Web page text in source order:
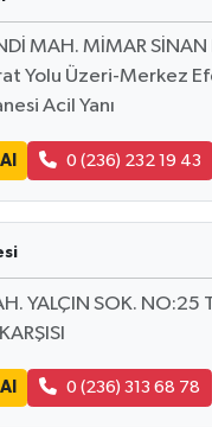
MAH. MİMAR SİNAN
Yolu Üzeri-Merkez
Acil Yanı
0 (236) 232 19 43
YALÇIN SOK. NO:25
0 (236) 313 68 78